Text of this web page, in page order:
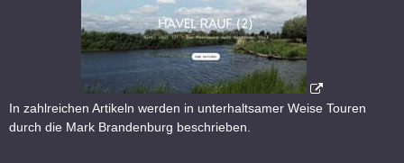
In zahlreichen Artikeln werden in unterhaltsamer Weise Touren
durch die Mark Brandenburg beschrieben.